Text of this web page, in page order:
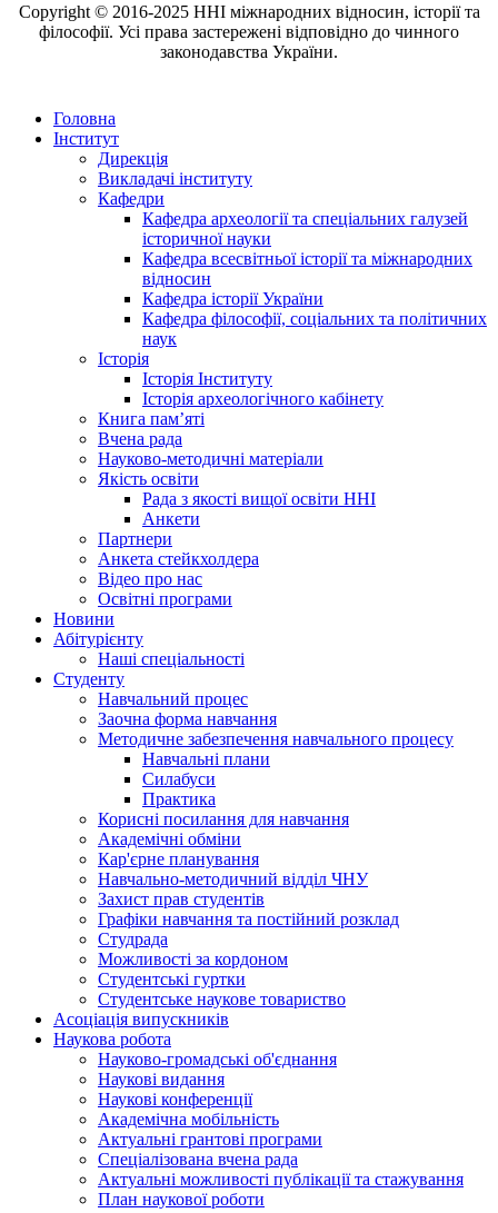
Copyright © 2016-2025 ННІ міжнародних відносин, історії та
філософії. Усі права застережені відповідно до чинного
законодавства України.
Головна
Інститут
Дирекція
Викладачі інституту
Кафедри
Кафедра археології та спеціальних галузей
історичної науки
Кафедра всесвітньої історії та міжнародних
відносин
Кафедра історії України
Кафедра філософії, соціальних та політичних
наук
Історія
Історія Інституту
Історія археологічного кабінету
Книга памʼяті
Вчена рада
Науково-методичні матеріали
Якість освіти
Рада з якості вищої освіти ННІ
Анкети
Партнери
Анкета стейкхолдера
Відео про нас
Освітні програми
Hовини
Абітурієнту
Наші спеціальності
Студенту
Навчальний процес
Заочна форма навчання
Методичне забезпечення навчального процесу
Навчальні плани
Силабуси
Практика
Корисні посилання для навчання
Академічні обміни
Кар'єрне планування
Навчально-методичний відділ ЧНУ
Захист прав студентів
Графіки навчання та постійний розклад
Студрада
Можливості за кордоном
Студентські гуртки
Студентське наукове товариство
Асоціація випускників
Наукова робота
Науково-громадські об'єднання
Наукові видання
Наукові конференції
Академічна мобільність
Актуальні грантові програми
Спеціалізована вчена рада
Актуальні можливості публікації та стажування
План наукової роботи